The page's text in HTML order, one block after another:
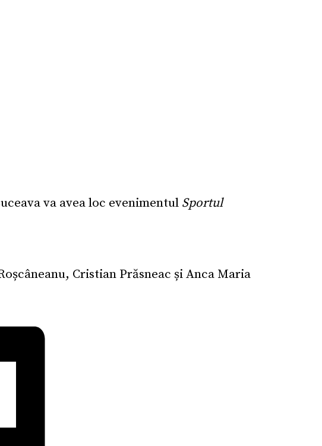
va avea loc evenimentul Sportul
Cristian Prăsneac și Anca Maria